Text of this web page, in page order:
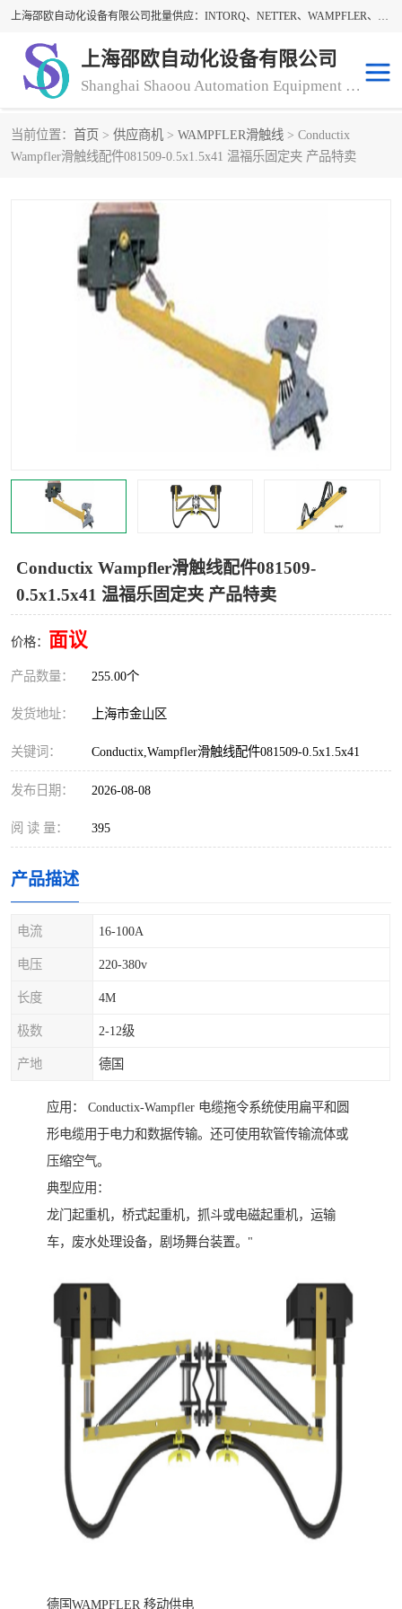
上海邵欧自动化设备有限公司批量供应：INTORQ、NETTER、WAMPFLER、WARNER、WICHITA、三菱离合器、warner离合器、NETTER振动器、WAMPFLER滑触线。上海邵欧自动化设备有限公司提供创新技术与产品解决方案，让客户享有高性价比，优质的产品和服务，我们坚持以持续技术和服务创新为客户不断创造价值。欢迎来电咨询！
上海邵欧自动化设备有限公司
Shanghai Shaoou Automation Equipment Co., Ltd
当前位置： 首页 > 供应商机 > WAMPFLER滑触线 > Conductix
Wampfler滑触线配件081509-0.5x1.5x41 温福乐固定夹 产品特卖
Conductix Wampfler滑触线配件081509-
0.5x1.5x41 温福乐固定夹 产品特卖
价格： 面议
产品数量： 255.00个
发货地址： 上海市金山区
关键词： Conductix,Wampfler滑触线配件081509-0.5x1.5x41
发布日期： 2026-08-08
阅 读 量： 395
产品描述
电流 16-100A
电压 220-380v
长度 4M
极数 2-12级
产地 德国
应用： Conductix-Wampfler 电缆拖令系统使用扁平和圆
形电缆用于电力和数据传输。还可使用软管传输流体或
压缩空气。
典型应用：
龙门起重机，桥式起重机，抓斗或电磁起重机，运输
车，废水处理设备，剧场舞台装置。"
德国WAMPFLER 移动供电
warner离合器 LENZE
NETTER振动器
INTORQ
BISON GEAR
LEESON ELECTRIC carlson制动器
CLEVELAND
STEARNS制动器
WICHITA Cleveland 张力控制器
MYCOM步进电机 MINARIK减速机
Warner Linear